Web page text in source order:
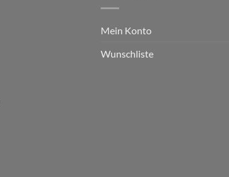
Mein Konto
Wunschliste